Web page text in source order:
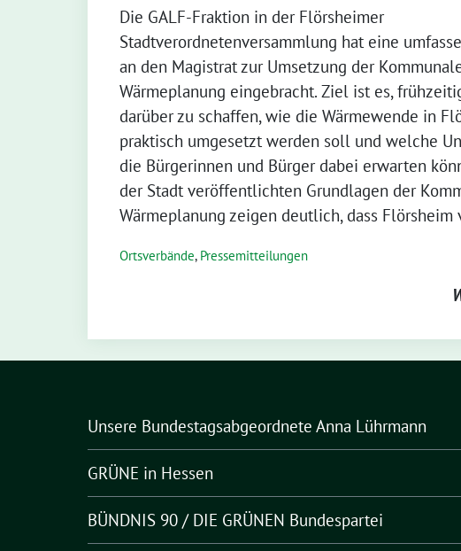
Die GALF-Fraktion in der Flörsheimer
Stadtverordnetenversammlung hat eine
an den Magistrat zur Umsetzung der
Wärmeplanung eingebracht. Ziel ist es,
darüber zu schaffen, wie die Wärmewende in
praktisch umgesetzt werden soll und welche
die Bürgerinnen und Bürger dabei erwarten
der Stadt veröffentlichten Grundlagen der
Wärmeplanung zeigen deutlich, dass
Ortsverbände, Pressemitteilungen
Unsere Bundestagsabgeordnete Anna Lührmann
GRÜNE in Hessen
BÜNDNIS 90 / DIE GRÜNEN Bundespartei